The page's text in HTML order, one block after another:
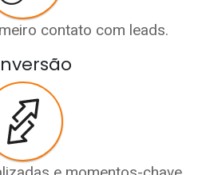
contato com leads.